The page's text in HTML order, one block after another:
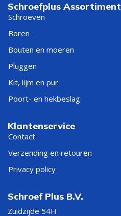
Schroefplus Assortiment
Schroeven
Boren
Bouten en moeren
Pluggen
Kit, lijm en pur
Poort- en hekbeslag
Klantenservice
Contact
Verzending en retouren
Privacy policy
Schroef Plus B.V.
Zuidzijde 54H